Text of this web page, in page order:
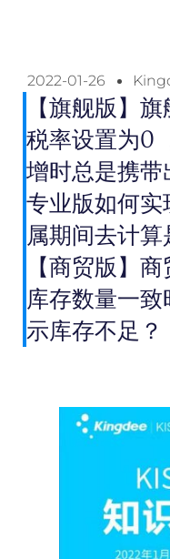
2022-01-26
【旗舰版】
税率设置为0
增时总是携带
专业版如何
属期间去计
【商贸版】
库存数量一
示库存不足？